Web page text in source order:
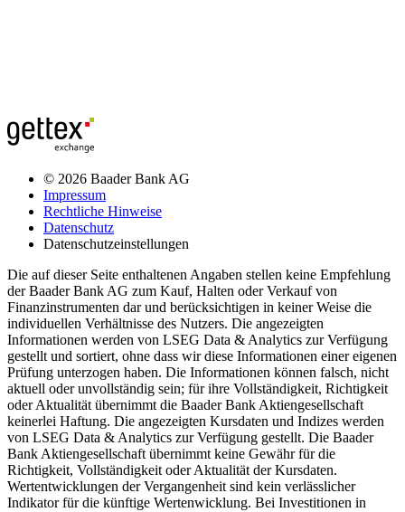
© 2026 Baader Bank AG
Impressum
Rechtliche Hinweise
Datenschutz
Datenschutzeinstellungen
Die auf dieser Seite enthaltenen Angaben stellen keine Empfehlung
der Baader Bank AG zum Kauf, Halten oder Verkauf von
Finanzinstrumenten dar und berücksichtigen in keiner Weise die
individuellen Verhältnisse des Nutzers. Die angezeigten
Informationen werden von LSEG Data & Analytics zur Verfügung
gestellt und sortiert, ohne dass wir diese Informationen einer eigenen
Prüfung unterzogen haben. Die Informationen können falsch, nicht
aktuell oder unvollständig sein; für ihre Vollständigkeit, Richtigkeit
oder Aktualität übernimmt die Baader Bank Aktiengesellschaft
keinerlei Haftung. Die angezeigten Kursdaten und Indizes werden
von LSEG Data & Analytics zur Verfügung gestellt. Die Baader
Bank Aktiengesellschaft übernimmt keine Gewähr für die
Richtigkeit, Vollständigkeit oder Aktualität der Kursdaten.
Wertentwicklungen der Vergangenheit sind kein verlässlicher
Indikator für die künftige Wertenwicklung. Bei Investitionen in